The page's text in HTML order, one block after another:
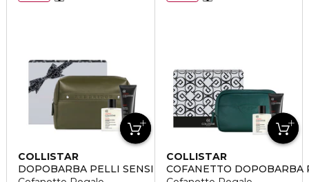
COLLISTAR
DOPOBARBA PELLI SENSIBILI
COLLISTAR
COFANETTO DOPOBARBA